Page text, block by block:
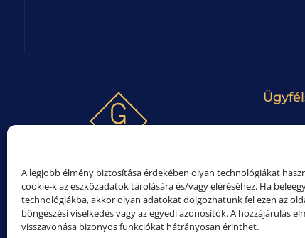
A legjobb élmény biztosítása érdekében olyan technológiákat
cookie-k az eszközadatok tárolására és/vagy eléréséhez. Ha
technológiákba, akkor olyan adatokat dolgozhatunk fel ezen az
böngészési viselkedés vagy az egyedi azonosítók. A hozzájárulás
visszavonása bizonyos funkciókat hátrányosan érinthet.